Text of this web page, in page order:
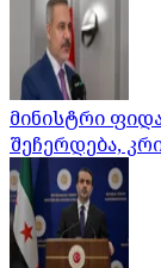
მინისტრი
შეჩერდება,